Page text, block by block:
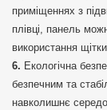
приміщеннях з
плівці, панель
використання
Екологічна
безпечним та
навколишнє